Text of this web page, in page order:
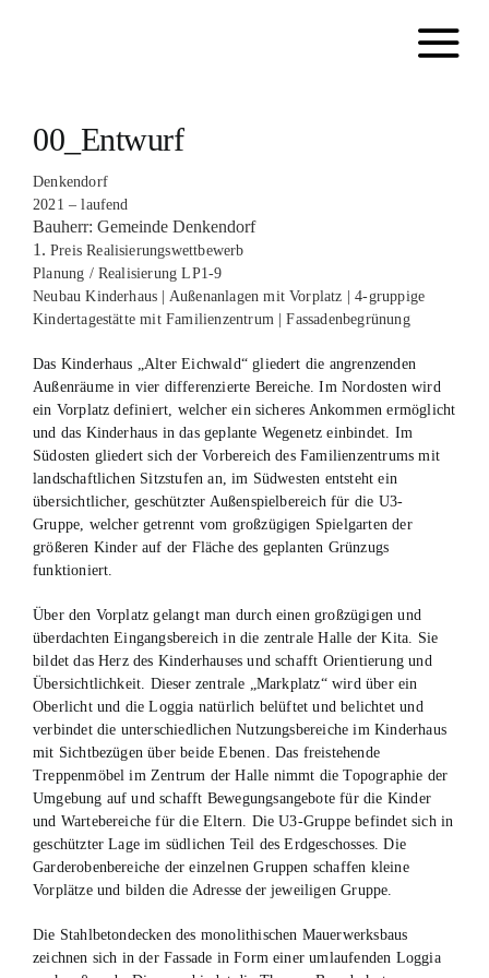
00_Entwurf
Denkendorf
2021 – laufend
Bauherr: Gemeinde Denkendorf
1. Preis Realisierungswettbewerb
Planung / Realisierung LP1-9
Neubau Kinderhaus | Außenanlagen mit Vorplatz | 4-gruppige
Kindertagestätte mit Familienzentrum | Fassadenbegrünung
Das Kinderhaus „Alter Eichwald“ gliedert die angrenzenden
Außenräume in vier differenzierte Bereiche. Im Nordosten wird
ein Vorplatz definiert, welcher ein sicheres Ankommen ermöglicht
und das Kinderhaus in das geplante Wegenetz einbindet. Im
Südosten gliedert sich der Vorbereich des Familienzentrums mit
landschaftlichen Sitzstufen an, im Südwesten entsteht ein
übersichtlicher, geschützter Außenspielbereich für die U3-
Gruppe, welcher getrennt vom großzügigen Spielgarten der
größeren Kinder auf der Fläche des geplanten Grünzugs
funktioniert.
Über den Vorplatz gelangt man durch einen großzügigen und
überdachten Eingangsbereich in die zentrale Halle der Kita. Sie
bildet das Herz des Kinderhauses und schafft Orientierung und
Übersichtlichkeit. Dieser zentrale „Markplatz“ wird über ein
Oberlicht und die Loggia natürlich belüftet und belichtet und
verbindet die unterschiedlichen Nutzungsbereiche im Kinderhaus
mit Sichtbezügen über beide Ebenen. Das freistehende
Treppenmöbel im Zentrum der Halle nimmt die Topographie der
Umgebung auf und schafft Bewegungsangebote für die Kinder
und Wartebereiche für die Eltern. Die U3-Gruppe befindet sich in
geschützter Lage im südlichen Teil des Erdgeschosses. Die
Garderobenbereiche der einzelnen Gruppen schaffen kleine
Vorplätze und bilden die Adresse der jeweiligen Gruppe.
Die Stahlbetondecken des monolithischen Mauerwerksbaus
zeichnen sich in der Fassade in Form einer umlaufenden Loggia